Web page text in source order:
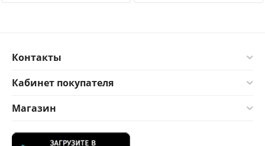
Контакты
Кабинет покупателя
Магазин